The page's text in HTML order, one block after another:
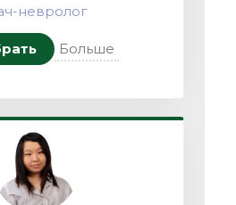
невролог
Больше